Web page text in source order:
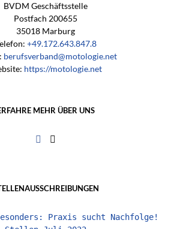
BVDM Geschäftsstelle
Postfach 200655
35018 Marburg
+49.172.643.847.8
berufsverband@motologie.net
https://motologie.net
MEHR ÜBER UNS
Praxis sucht Nachfolge!